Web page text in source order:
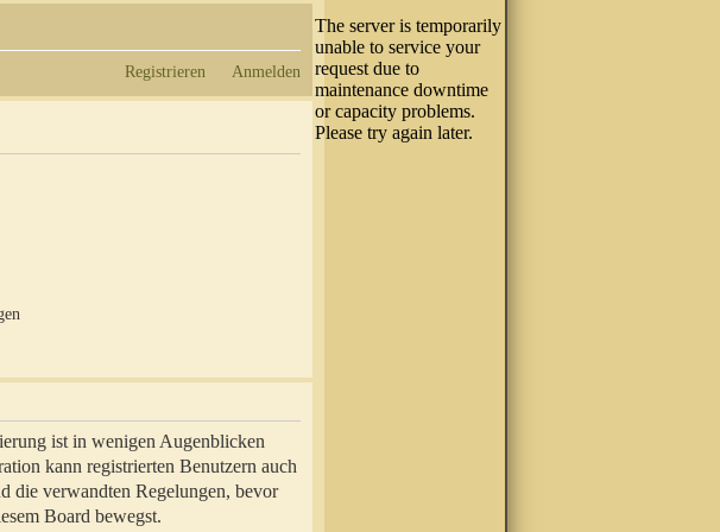
Registrieren Anmelden
ist in wenigen Augenblicken
kann registrierten Benutzern auch
die verwandten Regelungen, bevor
Board bewegst.